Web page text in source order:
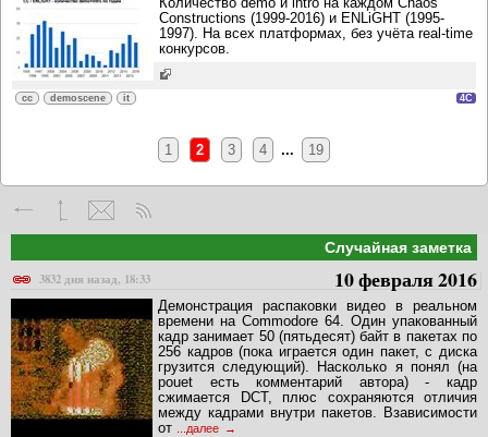
Constructions (1999-2016) и ENLiGHT (1995-
1997). На всех платформах, без учёта real-time
конкурсов.
cc demoscene it 4C
1 2 3 4 ... 19
Случайная заметка
3832 дня назад, 18:33
10 февраля 2016
Демонстрация распаковки видео в реальном
времени на Commodore 64. Один упакованный
кадр занимает 50 (пятьдесят) байт в пакетах по
256 кадров (пока играется один пакет, с диска
грузится следующий). Насколько я понял (на
pouet есть комментарий автора) - кадр
сжимается DCT, плюс сохраняются отличия
между кадрами внутри пакетов. Взависимости
от
...далее